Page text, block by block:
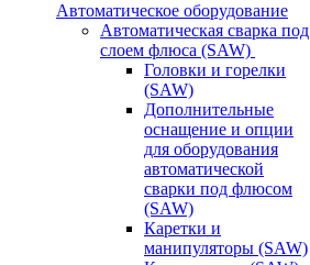
Автоматическое оборудование
Автоматическая сварка под
слоем флюса (SAW)
Головки и горелки
(SAW)
Дополнительные
оснащение и опции
для оборудования
автоматической
сварки под флюсом
(SAW)
Каретки и
манипуляторы (SAW)